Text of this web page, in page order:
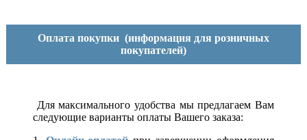
Оплата покупки (информация для розничных
покупателей)
Для максимального удобства мы предлагаем Вам
следующие варианты оплаты Вашего заказа: